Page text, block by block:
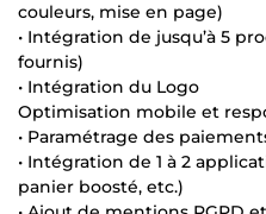
couleurs, mise en page)
• Intégration de jusqu’à 5
fournis)
• Intégration du Logo
Optimisation mobile et
• Paramétrage des
• Intégration de 1 à 2
panier boosté, etc.)